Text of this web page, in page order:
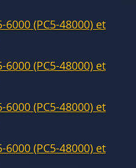
(PC5-48000) et
(PC5-48000) et
(PC5-48000) et
(PC5-48000) et